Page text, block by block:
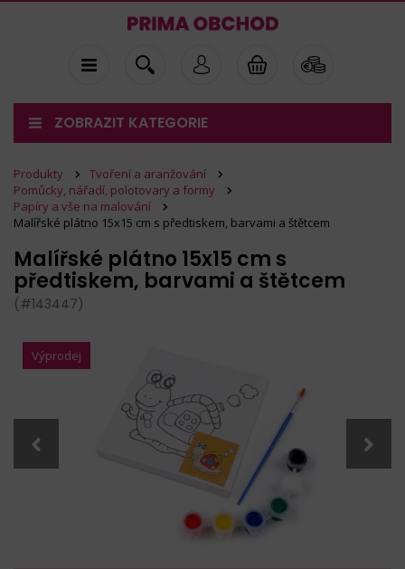
ZOBRAZIT KATEGORIE
Produkty
Tvoření a aranžování
Pomůcky, nářadí, polotovary a formy
Papíry a vše na malování
Malířské plátno 15x15 cm s předtiskem, barvami a štětcem
Malířské plátno 15x15 cm s
předtiskem, barvami a štětcem
(#143447)
Výprodej